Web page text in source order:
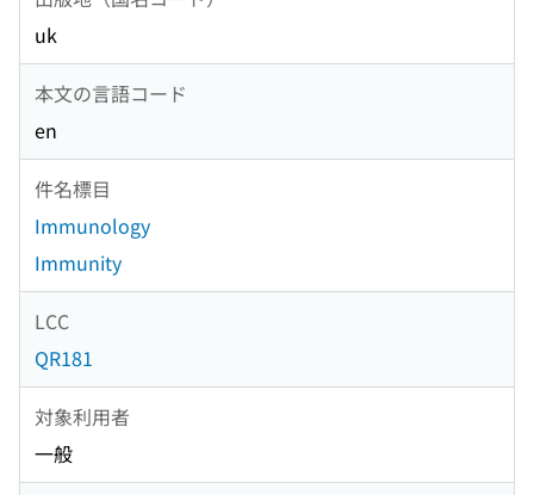
uk
本文の言語コード
en
件名標目
Immunology
Immunity
LCC
QR181
対象利用者
一般